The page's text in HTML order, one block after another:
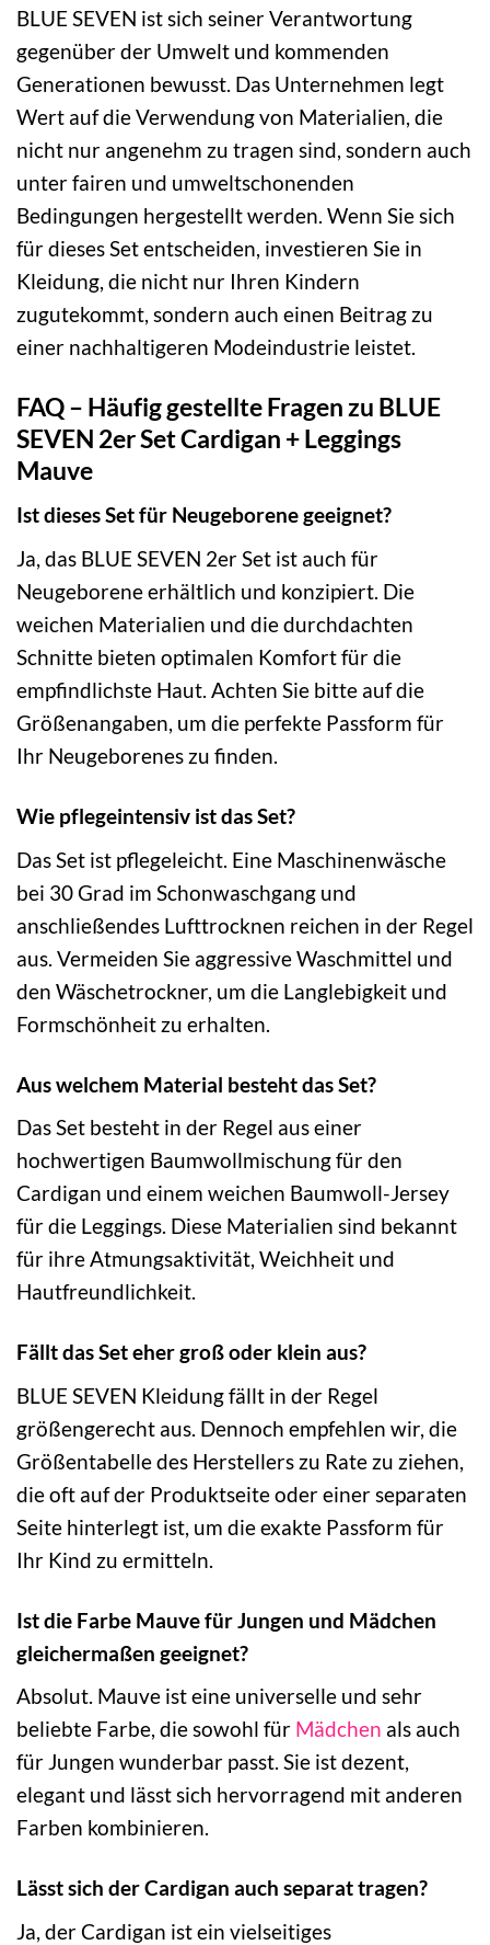
BLUE SEVEN ist sich seiner Verantwortung
gegenüber der Umwelt und kommenden
Generationen bewusst. Das Unternehmen legt
Wert auf die Verwendung von Materialien, die
nicht nur angenehm zu tragen sind, sondern auch
unter fairen und umweltschonenden
Bedingungen hergestellt werden. Wenn Sie sich
für dieses Set entscheiden, investieren Sie in
Kleidung, die nicht nur Ihren Kindern
zugutekommt, sondern auch einen Beitrag zu
einer nachhaltigeren Modeindustrie leistet.
FAQ – Häufig gestellte Fragen zu BLUE
SEVEN 2er Set Cardigan + Leggings
Mauve
Ist dieses Set für Neugeborene geeignet?
Ja, das BLUE SEVEN 2er Set ist auch für
Neugeborene erhältlich und konzipiert. Die
weichen Materialien und die durchdachten
Schnitte bieten optimalen Komfort für die
empfindlichste Haut. Achten Sie bitte auf die
Größenangaben, um die perfekte Passform für
Ihr Neugeborenes zu finden.
Wie pflegeintensiv ist das Set?
Das Set ist pflegeleicht. Eine Maschinenwäsche
bei 30 Grad im Schonwaschgang und
anschließendes Lufttrocknen reichen in der Regel
aus. Vermeiden Sie aggressive Waschmittel und
den Wäschetrockner, um die Langlebigkeit und
Formschönheit zu erhalten.
Aus welchem Material besteht das Set?
Das Set besteht in der Regel aus einer
hochwertigen Baumwollmischung für den
Cardigan und einem weichen Baumwoll-Jersey
für die Leggings. Diese Materialien sind bekannt
für ihre Atmungsaktivität, Weichheit und
Hautfreundlichkeit.
Fällt das Set eher groß oder klein aus?
BLUE SEVEN Kleidung fällt in der Regel
größengerecht aus. Dennoch empfehlen wir, die
Größentabelle des Herstellers zu Rate zu ziehen,
die oft auf der Produktseite oder einer separaten
Seite hinterlegt ist, um die exakte Passform für
Ihr Kind zu ermitteln.
Ist die Farbe Mauve für Jungen und Mädchen
gleichermaßen geeignet?
Absolut. Mauve ist eine universelle und sehr
beliebte Farbe, die sowohl für Mädchen als auch
für Jungen wunderbar passt. Sie ist dezent,
elegant und lässt sich hervorragend mit anderen
Farben kombinieren.
Lässt sich der Cardigan auch separat tragen?
Ja, der Cardigan ist ein vielseitiges